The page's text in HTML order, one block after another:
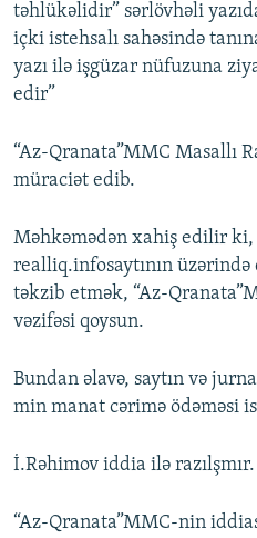
təhlükəlidir” sərlövhəli
içki istehsalı sahəsində
yazı ilə işgüzar nüfuzuna
edir”
“Az-Qranata”MMC Masallı
müraciət edib.
Məhkəmədən xahiş edilir
realliq.infosaytının üzərində
təkzib etmək, “Az-
vəzifəsi qoysun.
Bundan əlavə, saytın və
min manat cərimə ödəməsi
İ.Rəhimov iddia ilə razılşmır.
“Az-Qranata”MMC-nin